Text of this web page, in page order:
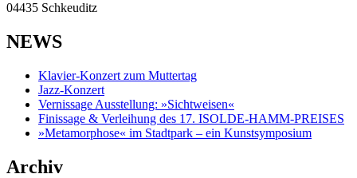
04435 Schkeuditz
NEWS
Klavier-Konzert zum Muttertag
Jazz-Konzert
Vernissage Ausstellung: »Sichtweisen«
Finissage & Verleihung des 17. ISOLDE-HAMM-PREISES
»Metamorphose« im Stadtpark – ein Kunstsymposium
Archiv